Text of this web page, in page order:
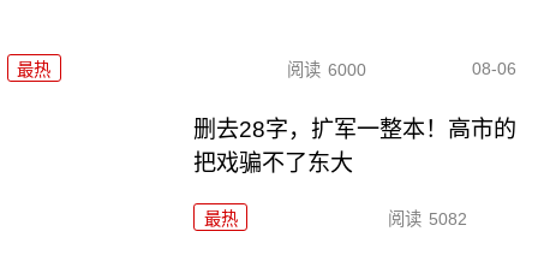
最热 阅读 6000 08-06
删去28字，扩军一整本！高市的
把戏骗不了东大
最热 阅读 5082